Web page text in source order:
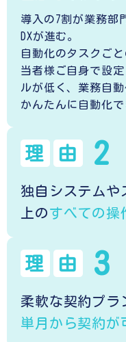
導入の7割が業務
DXが進む。
自動化のタスクご
当者様ご自身で設
ルが低く、業務自
かんたんに自動化で
理 由 2
独自システムや
上の すべての操
理 由 3
柔軟な契約プラ
単月から契約が